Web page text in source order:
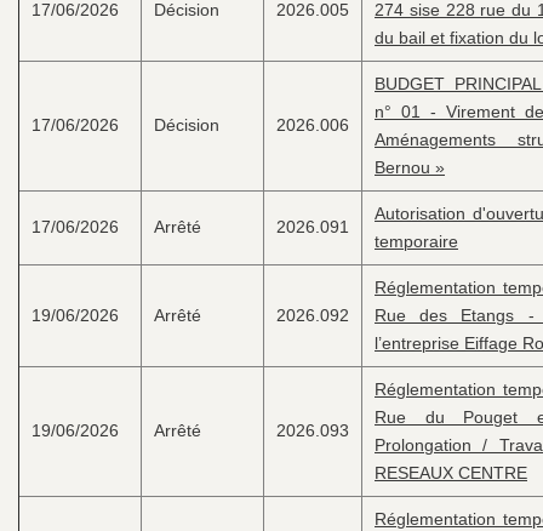
17/06/2026 Décision 2026.005
274 sise 228 rue du
du bail et fixation du
17/06/2026 Décision 2026.006
BUDGET
n° 01 - Virement
Aménagements
Bernou »
17/06/2026 Arrêté 2026.091
Autorisation
temporaire
19/06/2026 Arrêté 2026.092
Réglementation
Rue des Etangs -
l’entreprise Eiffage
19/06/2026 Arrêté 2026.093
Réglementation
Rue du Pouget
Prolongation /
RESEAUX CENTRE
Réglementation